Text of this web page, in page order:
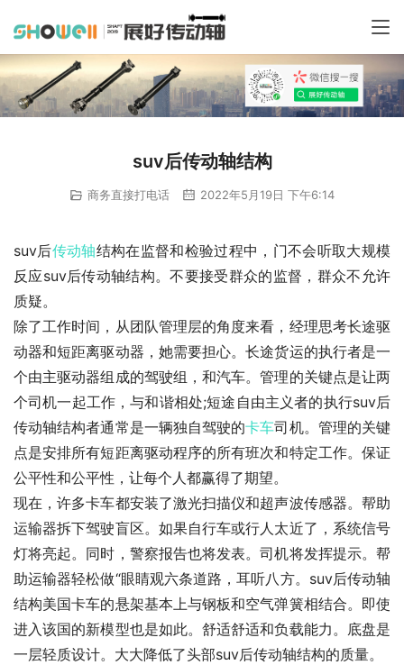
suv后传动轴结构
商务直接打电话 2022年5月19日 下午6:14
suv后传动轴结构在监督和检验过程中，门不会听取大规模
反应suv后传动轴结构。不要接受群众的监督，群众不允许
质疑。
除了工作时间，从团队管理层的角度来看，经理思考长途驱
动器和短距离驱动器，她需要担心。长途货运的执行者是一
个由主驱动器组成的驾驶组，和汽车。管理的关键点是让两
个司机一起工作，与和谐相处;短途自由主义者的执行suv后
传动轴结构者通常是一辆独自驾驶的卡车司机。管理的关键
点是安排所有短距离驱动程序的所有班次和特定工作。保证
公平性和公平性，让每个人都赢得了期望。
现在，许多卡车都安装了激光扫描仪和超声波传感器。帮助
运输器拆下驾驶盲区。如果自行车或行人太近了，系统信号
灯将亮起。同时，警察报告也将发表。司机将发挥提示。帮
助运输器轻松做“眼睛观六条道路，耳听八方。suv后传动轴
结构美国卡车的悬架基本上与钢板和空气弹簧相结合。即使
进入该国的新模型也是如此。舒适舒适和负载能力。底盘是
一层轻质设计。大大降低了头部suv后传动轴结构的质量。